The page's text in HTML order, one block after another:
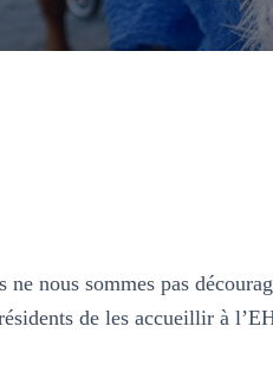
nous sommes pas
de les accueillir à